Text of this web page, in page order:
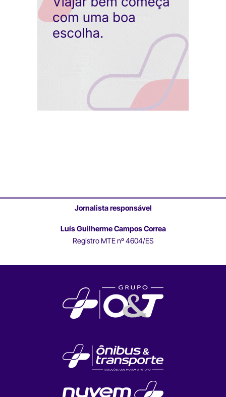
Jornalista responsável
Luís Guilherme Campos Correa
Registro MTE nº 4604/ES